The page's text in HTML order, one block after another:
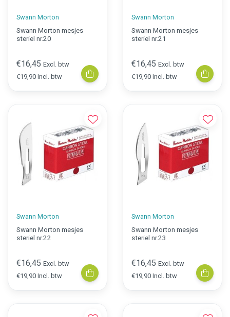
Swann Morton
Swann Morton mesjes
steriel nr.20
€16,45 Excl. btw
€19,90 Incl. btw
Swann Morton
Swann Morton mesjes
steriel nr.21
€16,45 Excl. btw
€19,90 Incl. btw
Swann Morton
Swann Morton mesjes
steriel nr.22
€16,45 Excl. btw
€19,90 Incl. btw
Swann Morton
Swann Morton mesjes
steriel nr.23
€16,45 Excl. btw
€19,90 Incl. btw